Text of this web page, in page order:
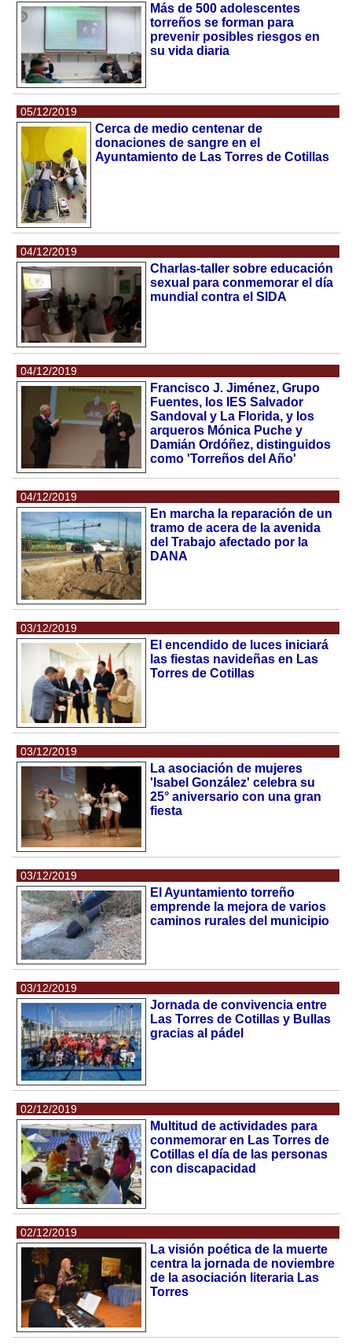
Más de 500 adolescentes
torreños se forman para
prevenir posibles riesgos en
su vida diaria
05/12/2019
Cerca de medio centenar de
donaciones de sangre en el
Ayuntamiento de Las Torres de Cotillas
04/12/2019
Charlas-taller sobre educación
sexual para conmemorar el día
mundial contra el SIDA
04/12/2019
Francisco J. Jiménez, Grupo
Fuentes, los IES Salvador
Sandoval y La Florida, y los
arqueros Mónica Puche y
Damián Ordóñez, distinguidos
como 'Torreños del Año'
04/12/2019
En marcha la reparación de un
tramo de acera de la avenida
del Trabajo afectado por la
DANA
03/12/2019
El encendido de luces iniciará
las fiestas navideñas en Las
Torres de Cotillas
03/12/2019
La asociación de mujeres
'Isabel González' celebra su
25° aniversario con una gran
fiesta
03/12/2019
El Ayuntamiento torreño
emprende la mejora de varios
caminos rurales del municipio
03/12/2019
Jornada de convivencia entre
Las Torres de Cotillas y Bullas
gracias al pádel
02/12/2019
Multitud de actividades para
conmemorar en Las Torres de
Cotillas el día de las personas
con discapacidad
02/12/2019
La visión poética de la muerte
centra la jornada de noviembre
de la asociación literaria Las
Torres